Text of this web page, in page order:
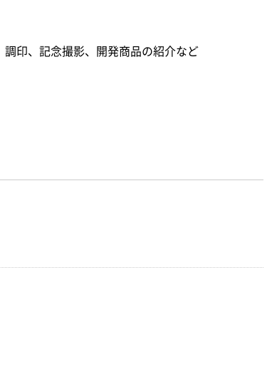
印、記念撮影、開発商品の紹介など